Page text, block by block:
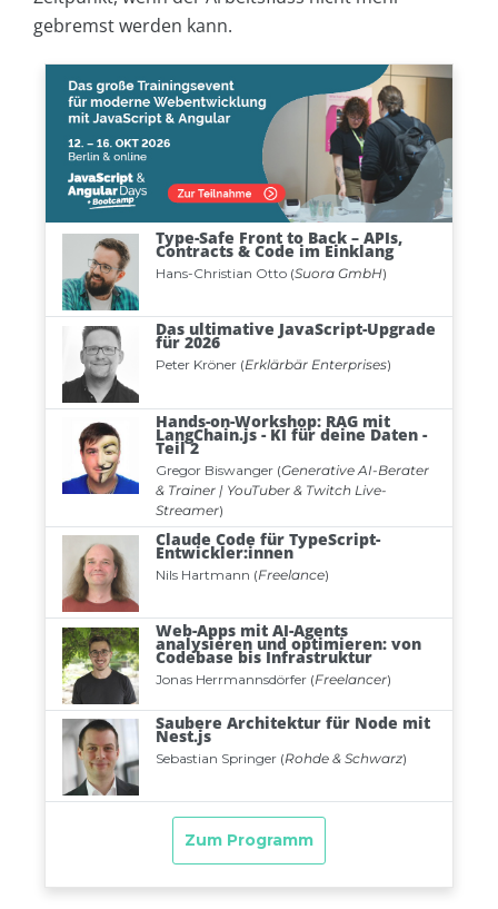
gebremst werden kann.